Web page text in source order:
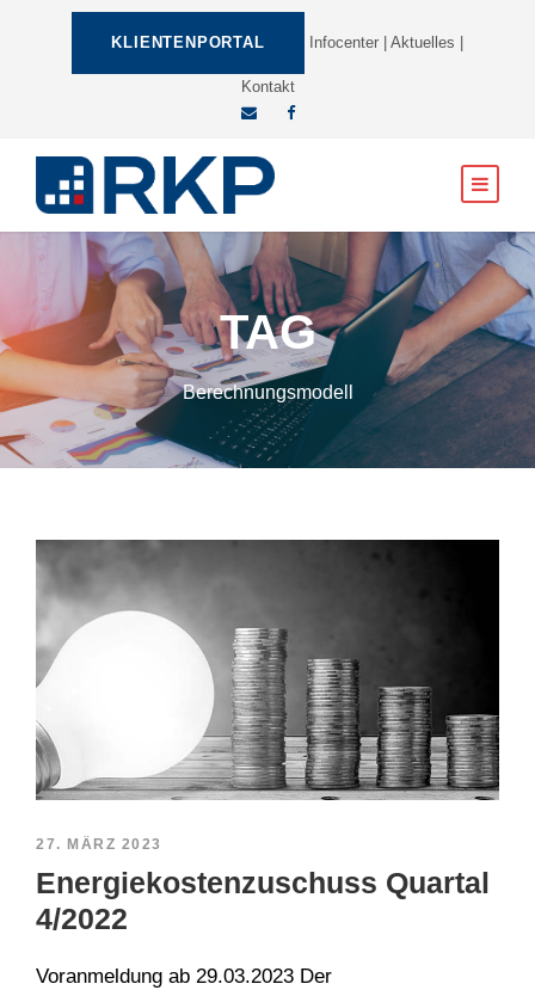
KLIENTENPORTAL Infocenter| Aktuelles
Kontakt
TAG
Berechnungsmodell
27. MÄRZ 2023
Energiekostenzuschuss Quartal
4/2022
Voranmeldung ab 29.03.2023 Der